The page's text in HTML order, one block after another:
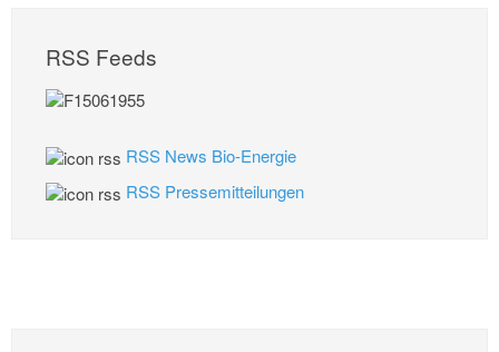
RSS Feeds
RSS News Bio-Energie
RSS Pressemitteilungen